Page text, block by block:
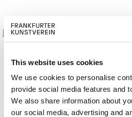
This website uses cookies
We use cookies to personalise
provide social media features and
We also share information about
our social media, advertising and
Cerca: DE